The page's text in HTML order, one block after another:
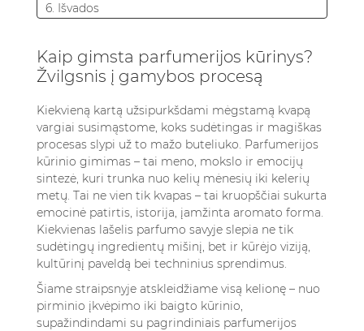
6. Išvados
7.1. Kiek laiko trunka sukurti naujus kvepalus?
7.2. Koks skirtumas tarp natūralių ir
sintetinių kvepalų ingredientų?
7.3. Kodėl kai kurie nišiniai ar prabangūs
kvepalai yra brangesni?
7.4. Kaip parfumeriai užtikrina kvepalų
kokybę ir nuoseklumą?
7.5. Kur galiu išbandyti ar įsigyti aukščiausios
klasės kvepalus ir susijusius grožio
produktus?
Kaip gimsta parfumerijos kūrinys?
Žvilgsnis į gamybos procesą
Kiekvieną kartą užsipurkšdami mėgstamą kvapą
vargiai susimąstome, koks sudėtingas ir magiškas
procesas slypi už to mažo buteliuko. Parfumerijos
kūrinio gimimas – tai meno, mokslo ir emocijų
sintezė, kuri trunka nuo kelių mėnesių iki kelerių
metų. Tai ne vien tik kvapas – tai kruopščiai sukurta
emocinė patirtis, istorija, įamžinta aromato forma.
Kiekvienas lašelis parfumo savyje slepia ne tik
sudėtingų ingredientų mišinį, bet ir kūrėjo viziją,
kultūrinį paveldą bei techninius sprendimus.
Šiame straipsnyje atskleidžiame visą kelionę – nuo
pirminio įkvėpimo iki baigto kūrinio,
supažindindami su pagrindiniais parfumerijos